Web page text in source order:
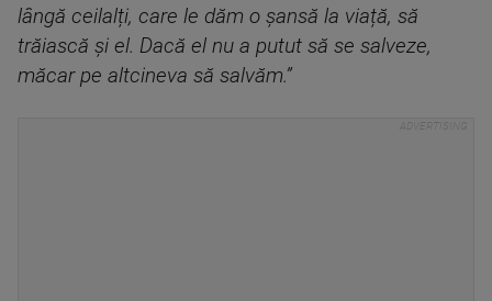
lângă ceilalți, care le dăm o șansă la viață, să
trăiască și el. Dacă el nu a putut să se salveze,
măcar pe altcineva să salvăm.”